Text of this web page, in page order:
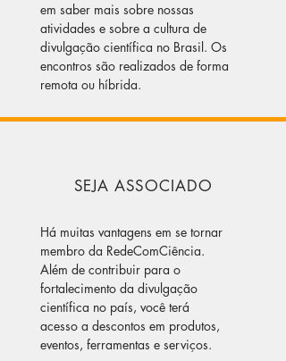
em saber mais sobre nossas
atividades e sobre a cultura de
divulgação científica no Brasil. Os
encontros são realizados de forma
remota ou híbrida.
SEJA ASSOCIADO
Há muitas vantagens em se tornar
membro da RedeComCiência.
Além de contribuir para o
fortalecimento da divulgação
científica no país, você terá
acesso a descontos em produtos,
eventos, ferramentas e serviços.